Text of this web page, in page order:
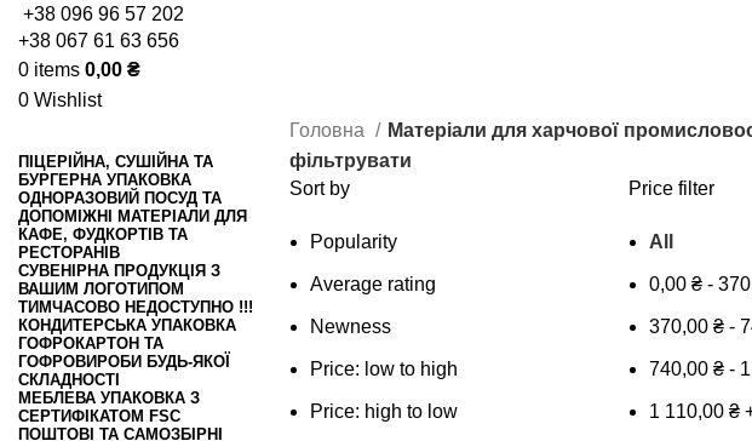
+38 096 96 57 202
+38 067 61 63 656
0 items 0,00 ₴
0 Wishlist
ПІЦЕРІЙНА, СУШІЙНА ТА
БУРГЕРНА УПАКОВКА
ОДНОРАЗОВИЙ ПОСУД ТА
ДОПОМІЖНІ МАТЕРІАЛИ ДЛЯ
КАФЕ, ФУДКОРТІВ ТА
РЕСТОРАНІВ
СУВЕНІРНА ПРОДУКЦІЯ З
ВАШИМ ЛОГОТИПОМ
ТИМЧАСОВО НЕДОСТУПНО !!!
КОНДИТЕРСЬКА УПАКОВКА
ГОФРОКАРТОН ТА
ГОФРОВИРОБИ БУДЬ-ЯКОЇ
СКЛАДНОСТІ
МЕБЛЕВА УПАКОВКА З
СЕРТИФІКАТОМ FSC
ПОШТОВІ ТА САМОЗБІРНІ
Головна
Матеріали для харчової
фільтрувати
Sort by
Popularity
Average rating
Newness
Price: low to high
Price: high to low
Price filter
All
0,00 ₴ -
370,00 ₴ -
740,00 ₴ -
1 110,00 ₴